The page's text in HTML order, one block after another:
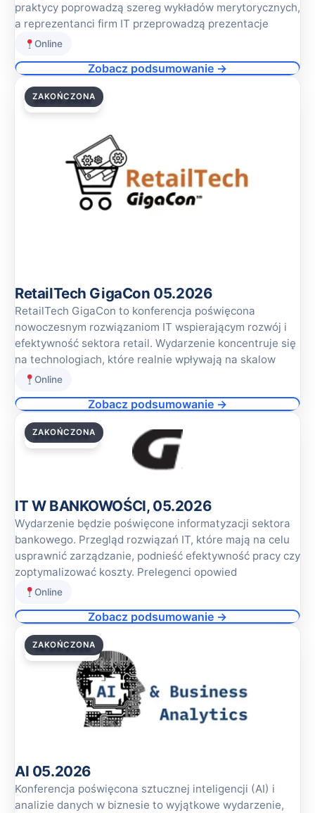
praktycy poprowadzą szereg wykładów merytorycznych,
a reprezentanci firm IT przeprowadzą prezentacje
Online
Zobacz podsumowanie →
28.05.2026
ZAKOŃCZONA
RetailTech GigaCon 05.2026
RetailTech GigaCon to konferencja poświęcona
nowoczesnym rozwiązaniom IT wspierającym rozwój i
efektywność sektora retail. Wydarzenie koncentruje się
na technologiach, które realnie wpływają na skalow
Online
Zobacz podsumowanie →
21.05.2026
ZAKOŃCZONA
IT W BANKOWOŚCI, 05.2026
Wydarzenie będzie poświęcone informatyzacji sektora
bankowego. Przegląd rozwiązań IT, które mają na celu
usprawnić zarządzanie, podnieść efektywność pracy czy
zoptymalizować koszty. Prelegenci opowied
Online
Zobacz podsumowanie →
14.05.2026
ZAKOŃCZONA
AI 05.2026
Konferencja poświęcona sztucznej inteligencji (AI) i
analizie danych w biznesie to wyjątkowe wydarzenie,